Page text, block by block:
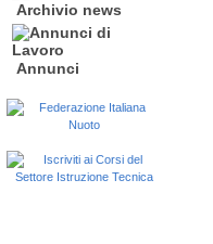
Archivio news
Annunci